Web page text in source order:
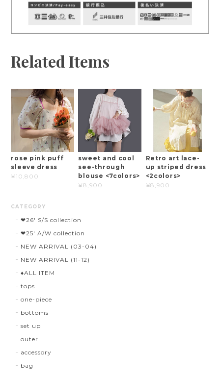
Related Items
rose pink puff
sleeve dress
¥10,800
sweet and cool
see-through
blouse <7colors>
¥8,900
Retro art lace-
up striped dress
<2colors>
¥8,900
CATEGORY
❤︎26' S/S collection
❤︎25' A/W collection
NEW ARRIVAL (03-04)
NEW ARRIVAL (11-12)
♦︎ALL ITEM
tops
one-piece
bottoms
set up
outer
accessory
bag